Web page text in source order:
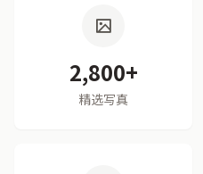
2,800+
精选写真